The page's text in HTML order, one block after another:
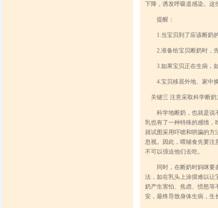
下降，诱发呼吸道感染。这
提醒：
1.当宝贝到了应该断奶的
2.准备给宝贝断奶时，先
3.如果宝贝正在生病，如
4.宝贝移居外地、家中换
关键三 注意采取科学断奶
科学地断奶，也就是说不
乳也有了一种特殊的感情，
就试图采用吓唬和哄骗的方
忽视。因此，喂辅食先要注
不可以强迫他们去吃。
同时，在断奶时妈咪要多
法，如在乳头上涂摸难以让
奶产生害怕、焦虑、愤怒等
安，最终导致身体生病，生